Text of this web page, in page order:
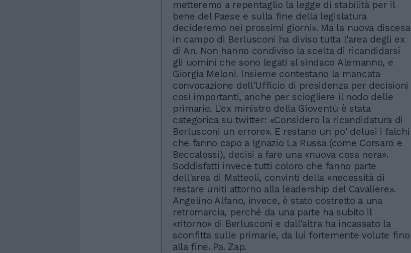
metteremo a repentaglio la legge di stabilità per il
bene del Paese e sulla fine della legislatura
decideremo nei prossimi giorni». Ma la nuova discesa
in campo di Berlusconi ha diviso tutta l'area degli ex
di An. Non hanno condiviso la scelta di ricandidarsi
gli uomini che sono legati al sindaco Alemanno, e
Giorgia Meloni. Insieme contestano la mancata
convocazione dell'Ufficio di presidenza per decisioni
così importanti, anche per sciogliere il nodo delle
primarie. L'ex ministro della Gioventù è stata
categorica su twitter: «Considero la ricandidatura di
Berlusconi un errore». E restano un po' delusi i falchi
che fanno capo a Ignazio La Russa (come Corsaro e
Beccalossi), decisi a fare una «nuova cosa nera».
Soddisfatti invece tutti coloro che fanno parte
dell'area di Matteoli, convinti della «necessità di
restare uniti attorno alla leadership del Cavaliere».
Angelino Alfano, invece, è stato costretto a una
retromarcia, perché da una parte ha subito il
«ritorno» di Berlusconi e dall'altra ha incassato la
sconfitta sulle primarie, da lui fortemente volute fino
alla fine. Pa. Zap.